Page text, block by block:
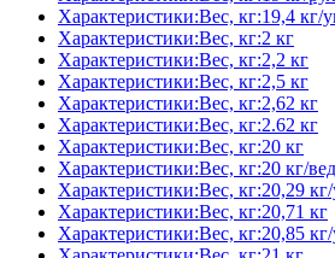
Характеристики:Вес, кг:19,4 кг/
Характеристики:Вес, кг:2 кг
Характеристики:Вес, кг:2,2 кг
Характеристики:Вес, кг:2,5 кг
Характеристики:Вес, кг:2,62 кг
Характеристики:Вес, кг:2.62 кг
Характеристики:Вес, кг:20 кг
Характеристики:Вес, кг:20 кг/
Характеристики:Вес, кг:20,29
Характеристики:Вес, кг:20,71 кг
Характеристики:Вес, кг:20,85